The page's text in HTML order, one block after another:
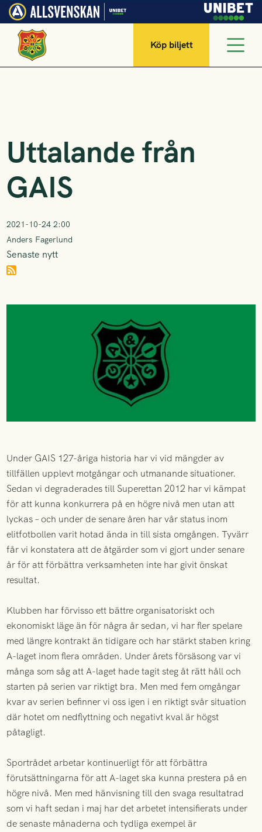
Köp biljett
Uttalande från
GAIS
2021-10-24 2:00
Anders Fagerlund
Senaste nytt
Under GAIS 127-åriga historia har vi vid mängder av
tillfällen upplevt motgångar och utmanande situationer.
Sedan vi degraderades till Superettan 2012 har vi kämpat
för att kunna konkurrera på en högre nivå men utan att
lyckas – och under de senare åren har vår status inom
elitfotbollen varit hotad ända in till sista omgången. Tyvärr
får vi konstatera att de åtgärder som vi gjort under senare
år för att förbättra verksamheten inte har givit önskat
resultat.
Klubben har förvisso ett bättre organisatoriskt och
ekonomiskt läge än för några år sedan, vi har fler spelare
med längre kontrakt än tidigare och har stärkt staben kring
A-laget inom flera områden. Under årets försäsong var vi
många som såg att A-laget hade tagit steg åt rätt håll och
starten på serien var riktigt bra. Men med fem omgångar
kvar av serien befinner vi oss igen i en riktigt svår situation
där hotet om nedflyttning och negativt kval är högst
påtagligt.
Sportrådet arbetar kontinuerligt för att förbättra
förutsättningarna för att A-laget ska kunna prestera på en
högre nivå. Men med hänvisning till den svaga resultatrad
som vi haft sedan i maj har det arbetet intensifierats under
de senaste månaderna och tydliga exempel är